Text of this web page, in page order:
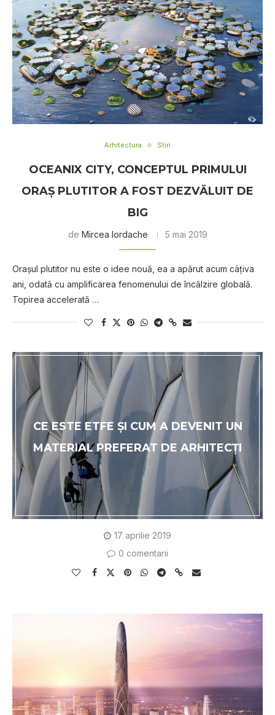
Arhitectura Stiri
OCEANIX CITY, CONCEPTUL PRIMULUI
ORAŞ PLUTITOR A FOST DEZVĂLUIT DE
BIG
de Mircea Iordache 5 mai 2019
Oraşul plutitor nu este o idee nouă, ea a apărut acum câţiva
ani, odată cu amplificarea fenomenului de încălzire globală.
Topirea accelerată …
CE ESTE ETFE ȘI CUM A DEVENIT UN
MATERIAL PREFERAT DE ARHITECȚI
17 aprilie 2019
0 comentarii